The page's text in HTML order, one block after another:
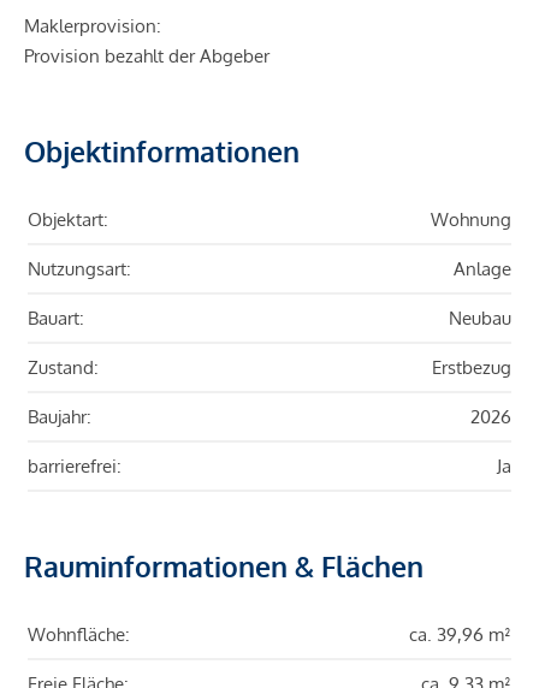
Maklerprovision:
Provision bezahlt der Abgeber
Objektinformationen
Objektart: Wohnung
Nutzungsart: Anlage
Bauart: Neubau
Zustand: Erstbezug
Baujahr: 2026
barrierefrei: Ja
Rauminformationen & Flächen
Wohnfläche: ca. 39,96 m²